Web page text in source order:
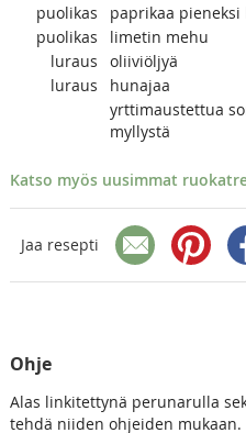
puolikas
paprikaa
puolikas
limetin mehu
luraus
oliiviöljyä
luraus
hunajaa
yrttimaustettua
myllystä
Katso myös uusimmat
Jaa resepti
Ohje
Alas linkitettynä perunarulla
tehdä niiden ohjeiden